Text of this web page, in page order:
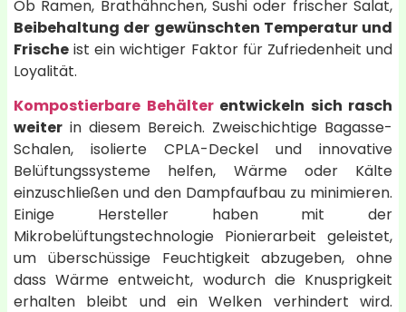
Ob Ramen, Brathähnchen, Sushi oder frischer Salat,
Beibehaltung der gewünschten Temperatur und
Frische ist ein wichtiger Faktor für Zufriedenheit und
Loyalität.
Kompostierbare Behälterentwickeln sich rasch
weiter in diesem Bereich. Zweischichtige Bagasse-
Schalen, isolierte CPLA-Deckel und innovative
Belüftungssysteme helfen, Wärme oder Kälte
einzuschließen und den Dampfaufbau zu minimieren.
Einige Hersteller haben mit der
Mikrobelüftungstechnologie Pionierarbeit geleistet,
um überschüssige Feuchtigkeit abzugeben, ohne
dass Wärme entweicht, wodurch die Knusprigkeit
erhalten bleibt und ein Welken verhindert wird.